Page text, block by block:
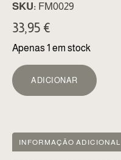
SKU: FM0029
33,95 €
Apenas 1 em stock
ADICIONAR
INFORMAÇÃO ADICIONAL